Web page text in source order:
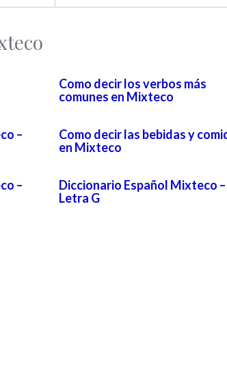
Como decir los verbos más
comunes en Mixteco
–
Como decir las bebidas y
en Mixteco
–
Diccionario Español Mixteco –
Letra G